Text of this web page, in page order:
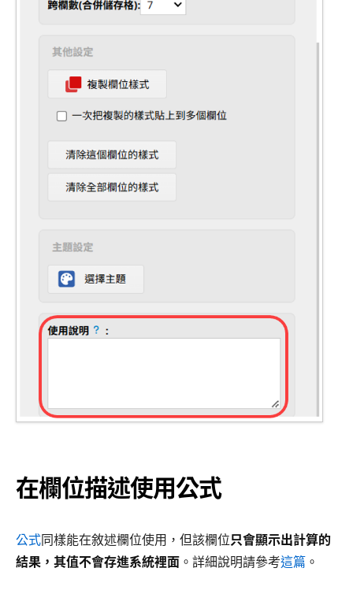
在欄位描述使用公式
公式同樣能在敘述欄位使用，但該欄位只會顯示出計算的
結果，其值不會存進系統裡面 。詳細說明請參考這篇 。